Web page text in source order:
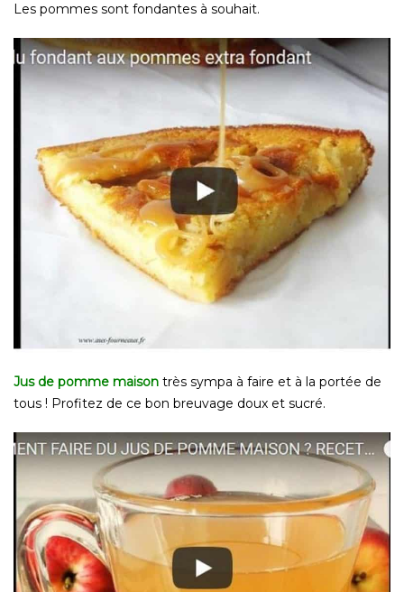
Les pommes sont fondantes à souhait.
Jus de pomme maison très sympa à faire et à la portée de
tous ! Profitez de ce bon breuvage doux et sucré.